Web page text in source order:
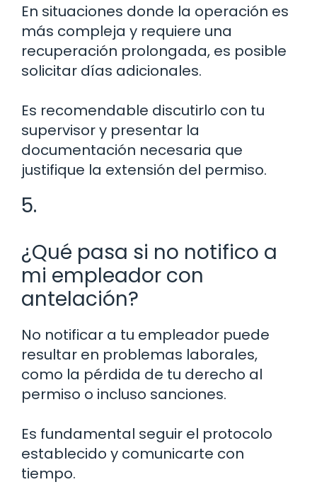
En situaciones donde la operación es
más compleja y requiere una
recuperación prolongada, es posible
solicitar días adicionales.
Es recomendable discutirlo con tu
supervisor y presentar la
documentación necesaria que
justifique la extensión del permiso.
5.
¿Qué pasa si no notifico a
mi empleador con
antelación?
No notificar a tu empleador puede
resultar en problemas laborales,
como la pérdida de tu derecho al
permiso o incluso sanciones.
Es fundamental seguir el protocolo
establecido y comunicarte con
tiempo.